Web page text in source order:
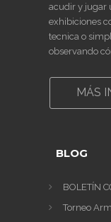
acudir y jugar
exhibiciones
tecnica o
observando
MÁS
BLOG
BOLETÍN
Torneo